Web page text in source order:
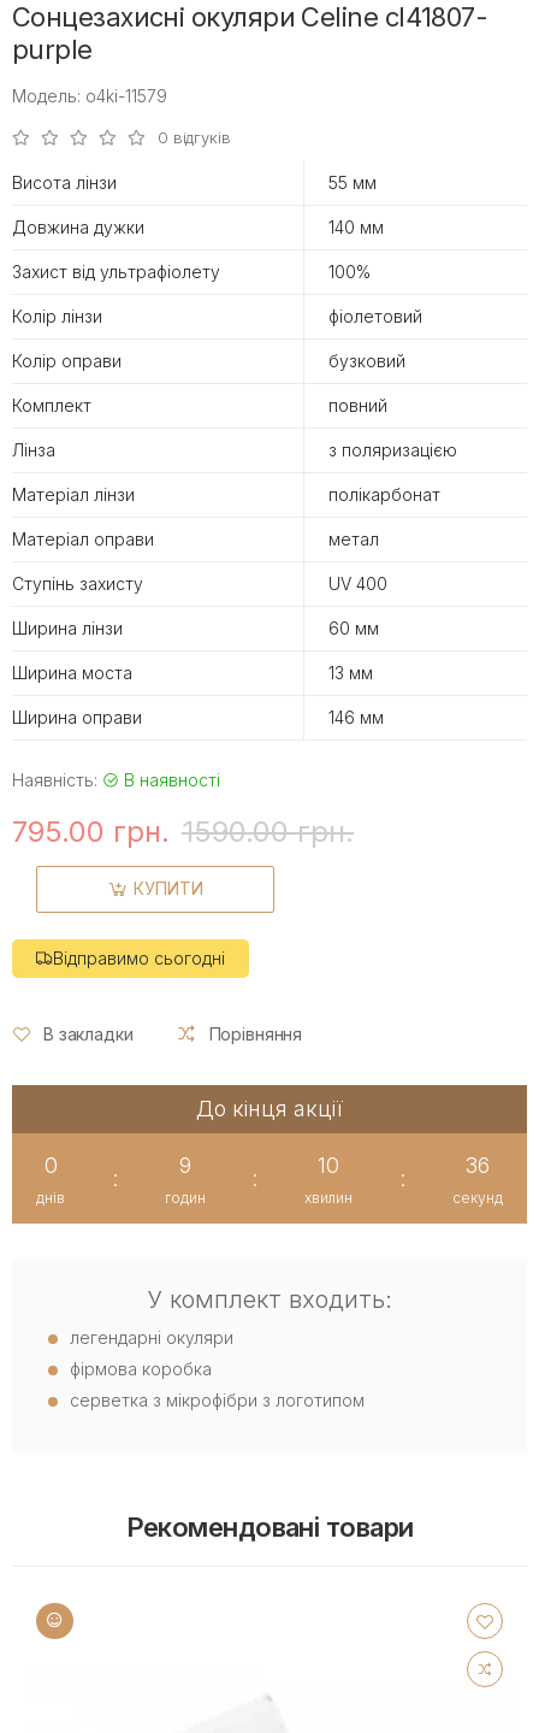
Сонцезахисні окуляри Celine cl41807-
purple
Модель: o4ki-11579
0 відгуків
Висота лінзи 55 мм
Довжина дужки 140 мм
Захист від ультрафіолету 100%
Колір лінзи фіолетовий
Колір оправи бузковий
Комплект повний
Лінза з поляризацією
Матеріал лінзи полікарбонат
Матеріал оправи метал
Ступінь захисту UV 400
Ширина лінзи 60 мм
Ширина моста 13 мм
Ширина оправи 146 мм
Наявність: В наявності
795.00 грн. 1590.00 грн.
КУПИТИ
Відправимо сьогодні
В закладки Порівняння
До кінця акції
0
днів
:
9
годин
:
10
хвилин
:
35
секунд
У комплект входить:
легендарні окуляри
фірмова коробка
серветка з мікрофібри з логотипом
Рекомендовані товари